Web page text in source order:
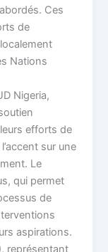
Ces
de
Nations
Nigeria,
efforts de
sur une
Le
qui permet
de
aspirations.
représentant